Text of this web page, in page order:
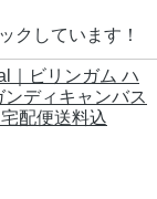
クしています！
｜ビリンガム ハ
ンディキャンバス
配便送料込